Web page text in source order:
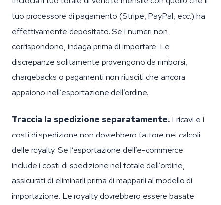
tuo processore di pagamento (Stripe, PayPal, ecc.) ha
effettivamente depositato. Se i numeri non
corrispondono, indaga prima di importare. Le
discrepanze solitamente provengono da rimborsi,
chargebacks o pagamenti non riusciti che ancora
appaiono nell’esportazione dell’ordine.
Traccia la spedizione separatamente. I ricavi e i
costi di spedizione non dovrebbero fattore nei calcoli
delle royalty. Se l’esportazione dell’e-commerce
include i costi di spedizione nel totale dell’ordine,
assicurati di eliminarli prima di mapparli al modello di
importazione. Le royalty dovrebbero essere basate